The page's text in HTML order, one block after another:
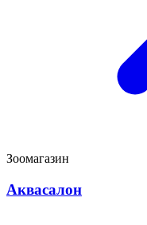
Зоомагазин
Аквасалон